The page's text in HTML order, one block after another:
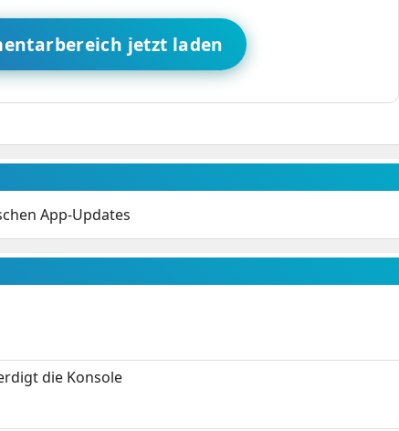
jetzt laden
App-Updates
die Konsole